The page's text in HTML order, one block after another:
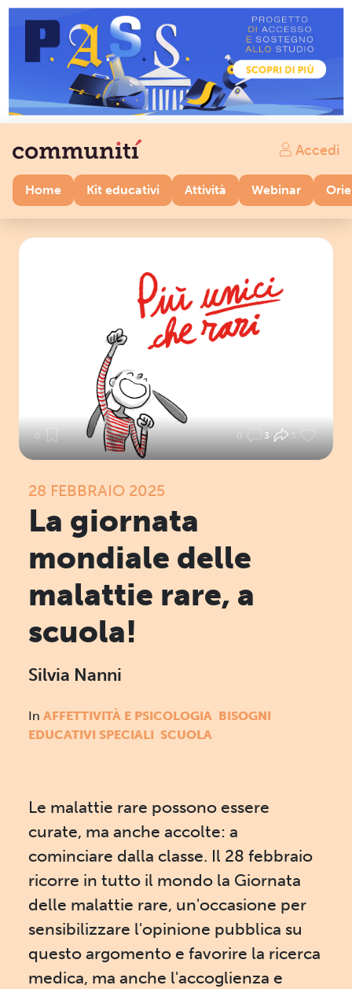
Home Kit educativi Attività Webinar
Accedi
0 0 3 3
28 FEBBRAIO 2025
La giornata
mondiale delle
malattie rare, a
scuola!
Silvia Nanni
In AFFETTIVITÀ E PSICOLOGIA BISOGNI
EDUCATIVI SPECIALI SCUOLA
Le malattie rare possono essere
curate, ma anche accolte: a
cominciare dalla classe. Il 28 febbraio
ricorre in tutto il mondo la Giornata
delle malattie rare, un'occasione per
sensibilizzare l'opinione pubblica su
questo argomento e favorire la ricerca
medica, ma anche l'accoglienza e